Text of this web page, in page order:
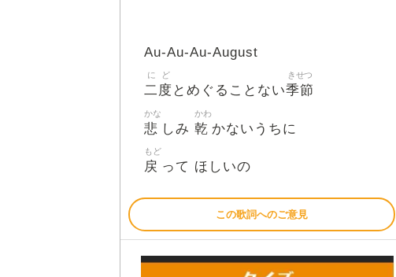
Au-Au-Au-August
二
に
度
ど
とめぐることない季節
きせつ
悲
かな
しみ 乾
かわ
かないうちに
戻
もど
って ほしいの
この歌詞へのご意見